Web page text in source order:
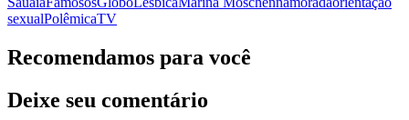
sexualPolêmicaTV
Recomendamos para você
Deixe seu comentário